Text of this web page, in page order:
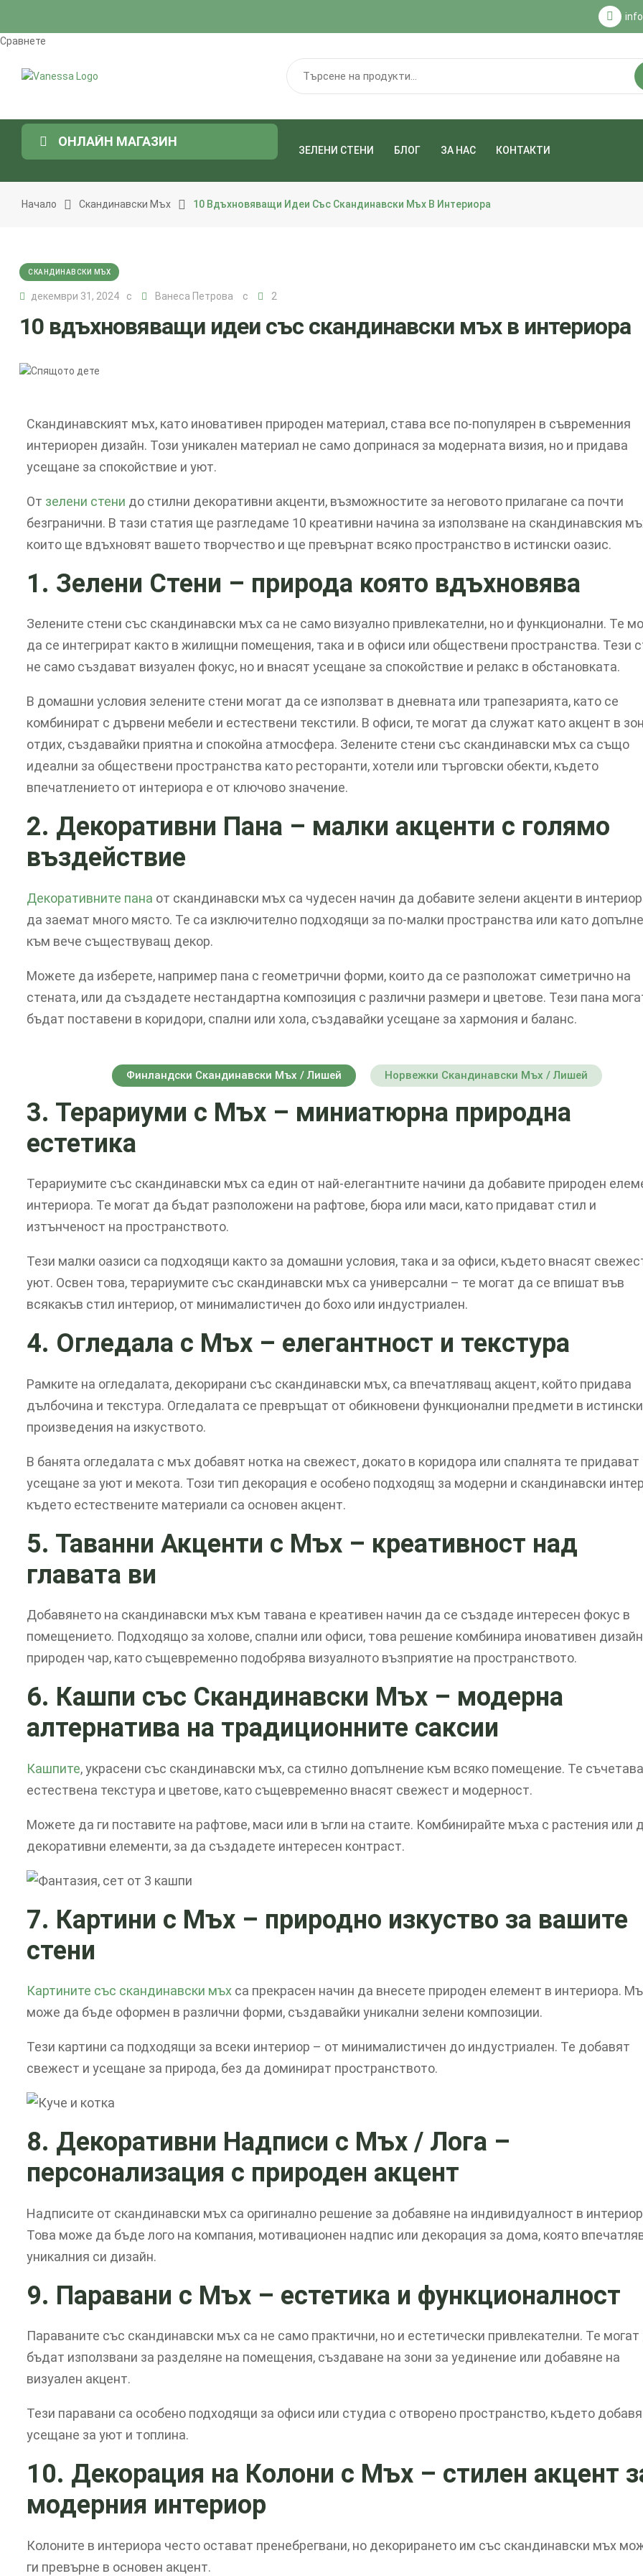
ОНЛАЙН МАГАЗИН
ЗЕЛЕНИ СТЕНИ БЛОГ ЗА НАС КОНТАКТИ
Начало Скандинавски Мъх 10 Вдъхновяващи Идеи Със Скандинавски Мъх В Интериора
СКАНДИНАВСКИ МЪХ
декември 31, 2024 Ванеса Петрова 2
10 вдъхновяващи идеи със скандинавски мъх в интериора
Скандинавският мъх, като иновативен природен материал, става все по-популярен в съвременния
интериорен дизайн. Този уникален материал не само допринася за модерната визия, но и придава
усещане за спокойствие и уют.
От зелени стени до стилни декоративни акценти, възможностите за неговото прилагане са почти
безгранични. В тази статия ще разгледаме 10 креативни начина за използване на скандинавския
които ще вдъхновят вашето творчество и ще превърнат всяко пространство в истински оазис.
1. Зелени Стени – природа която вдъхновява
Зелените стени със скандинавски мъх са не само визуално привлекателни, но и функционални. Те
да се интегрират както в жилищни помещения, така и в офиси или обществени пространства. Тези
не само създават визуален фокус, но и внасят усещане за спокойствие и релакс в обстановката.
В домашни условия зелените стени могат да се използват в дневната или трапезарията, като се
комбинират с дървени мебели и естествени текстили. В офиси, те могат да служат като акцент в
отдих, създавайки приятна и спокойна атмосфера. Зелените стени със скандинавски мъх са също
идеални за обществени пространства като ресторанти, хотели или търговски обекти, където
впечатлението от интериора е от ключово значение.
2. Декоративни Пана – малки акценти с голямо
въздействие
Декоративните пана от скандинавски мъх са чудесен начин да добавите зелени акценти в
да заемат много място. Те са изключително подходящи за по-малки пространства или като
към вече съществуващ декор.
Можете да изберете, например пана с геометрични форми, които да се разположат симетрично на
стената, или да създадете нестандартна композиция с различни размери и цветове. Тези пана
бъдат поставени в коридори, спални или хола, създавайки усещане за хармония и баланс.
Финландски Скандинавски Мъх / Лишей Норвежки Скандинавски Мъх / Лишей
3. Терариуми с Мъх – миниатюрна природна
естетика
Терариумите със скандинавски мъх са един от най-елегантните начини да добавите природен
интериора. Те могат да бъдат разположени на рафтове, бюра или маси, като придават стил и
изтънченост на пространството.
Тези малки оазиси са подходящи както за домашни условия, така и за офиси, където внасят
уют. Освен това, терариумите със скандинавски мъх са универсални – те могат да се впишат във
всякакъв стил интериор, от минималистичен до бохо или индустриален.
4. Огледала с Мъх – елегантност и текстура
Рамките на огледалата, декорирани със скандинавски мъх, са впечатляващ акцент, който придава
дълбочина и текстура. Огледалата се превръщат от обикновени функционални предмети в истински
произведения на изкуството.
В банята огледалата с мъх добавят нотка на свежест, докато в коридора или спалнята те придават
усещане за уют и мекота. Този тип декорация е особено подходящ за модерни и скандинавски
където естествените материали са основен акцент.
5. Таванни Акценти с Мъх – креативност над
главата ви
Добавянето на скандинавски мъх към тавана е креативен начин да се създаде интересен фокус в
помещението. Подходящо за холове, спални или офиси, това решение комбинира иновативен
природен чар, като същевременно подобрява визуалното възприятие на пространството.
6. Кашпи със Скандинавски Мъх – модерна
алтернатива на традиционните саксии
Кашпите, украсени със скандинавски мъх, са стилно допълнение към всяко помещение. Те
естествена текстура и цветове, като същевременно внасят свежест и модерност.
Можете да ги поставите на рафтове, маси или в ъгли на стаите. Комбинирайте мъха с растения или
декоративни елементи, за да създадете интересен контраст.
7. Картини с Мъх – природно изкуство за вашите
стени
Картините със скандинавски мъх са прекрасен начин да внесете природен елемент в интериора.
може да бъде оформен в различни форми, създавайки уникални зелени композиции.
Тези картини са подходящи за всеки интериор – от минималистичен до индустриален. Те добавят
свежест и усещане за природа, без да доминират пространството.
8. Декоративни Надписи с Мъх / Лога –
персонализация с природен акцент
Надписите от скандинавски мъх са оригинално решение за добавяне на индивидуалност в
Това може да бъде лого на компания, мотивационен надпис или декорация за дома, която
уникалния си дизайн.
9. Паравани с Мъх – естетика и функционалност
Параваните със скандинавски мъх са не само практични, но и естетически привлекателни. Те могат
бъдат използвани за разделяне на помещения, създаване на зони за уединение или добавяне на
визуален акцент.
Тези паравани са особено подходящи за офиси или студиа с отворено пространство, където
усещане за уют и топлина.
10. Декорация на Колони с Мъх – стилен акцент
модерния интериор
Колоните в интериора често остават пренебрегвани, но декорирането им със скандинавски мъх
ги превърне в основен акцент.
Сравнете